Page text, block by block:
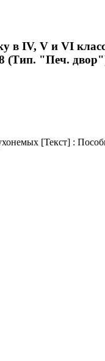
в IV, V и VI
(Тип. "Печ.
[Текст] :